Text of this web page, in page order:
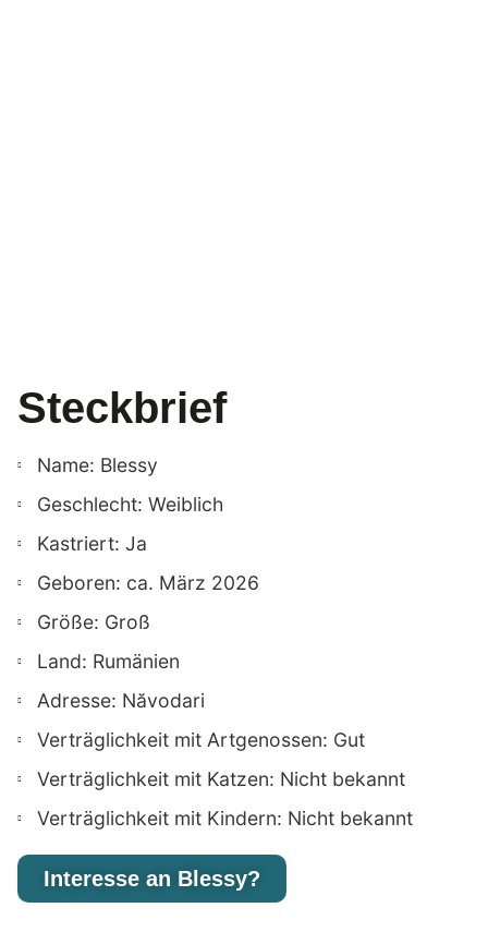
Steckbrief
Name: Blessy
Geschlecht: Weiblich
Kastriert: Ja
Geboren: ca. März 2026
Größe: Groß
Land: Rumänien
Adresse: Năvodari
Verträglichkeit mit Artgenossen: Gut
Verträglichkeit mit Katzen: Nicht bekannt
Verträglichkeit mit Kindern: Nicht bekannt
Interesse an Blessy?